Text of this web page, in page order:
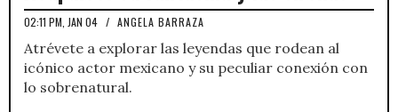
02:11 PM, JAN 04 / ANGELA BARRAZA
Atrévete a explorar las leyendas que rodean al
icónico actor mexicano y su peculiar conexión con
lo sobrenatural.